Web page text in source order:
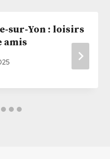
sur-Yon : loisirs
amis